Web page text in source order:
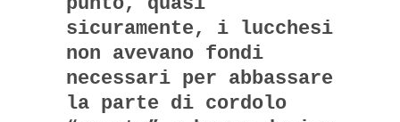
sicuramente, i lucchesi
non avevano fondi
necessari per abbassare
la parte di cordolo